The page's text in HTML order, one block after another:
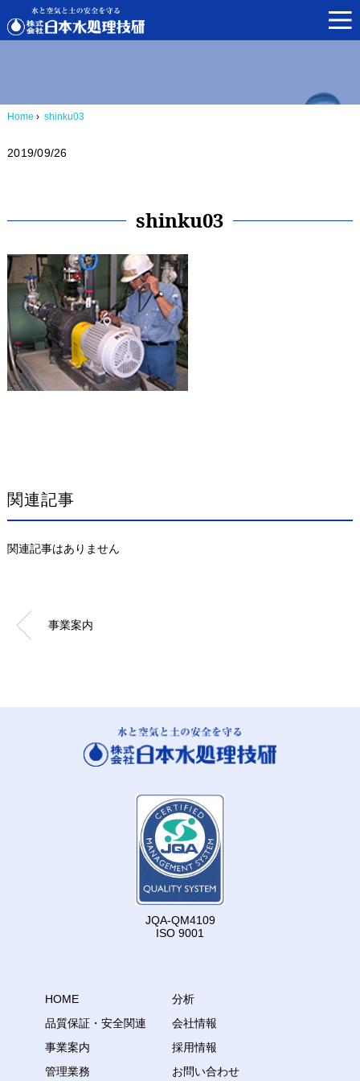
Home › shinku03
2019/09/26
shinku03
関連記事
関連記事はありません
事業案内
JQA-QM4109
ISO 9001
HOME
品質保証・安全関連
事業案内
管理業務
分析
会社情報
採用情報
お問い合わせ